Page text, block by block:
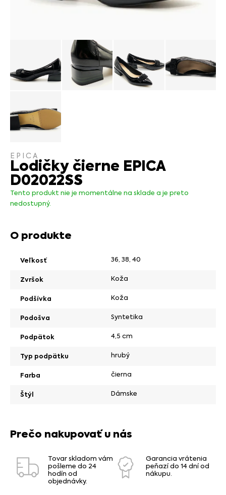
EPICA
Lodičky čierne EPICA
D02022SS
Tento produkt nie je momentálne na sklade a je preto
nedostupný.
O produkte
Veľkosť 36, 38, 40
Zvršok Koža
Podšívka Koža
Podošva Syntetika
Podpätok 4,5 cm
Typ podpätku hrubý
Farba čierna
Štýl Dámske
Prečo nakupovať u nás
Tovar skladom vám
pošleme do 24
hodín od
objednávky.
Garancia vrátenia
peňazí do 14 dní od
nákupu.